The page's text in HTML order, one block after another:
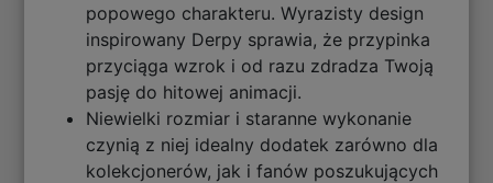
popowego charakteru. Wyrazisty design
inspirowany Derpy sprawia, że przypinka
przyciąga wzrok i od razu zdradza Twoją
pasję do hitowej animacji.
Niewielki rozmiar i staranne wykonanie
czynią z niej idealny dodatek zarówno dla
kolekcjonerów, jak i fanów poszukujących